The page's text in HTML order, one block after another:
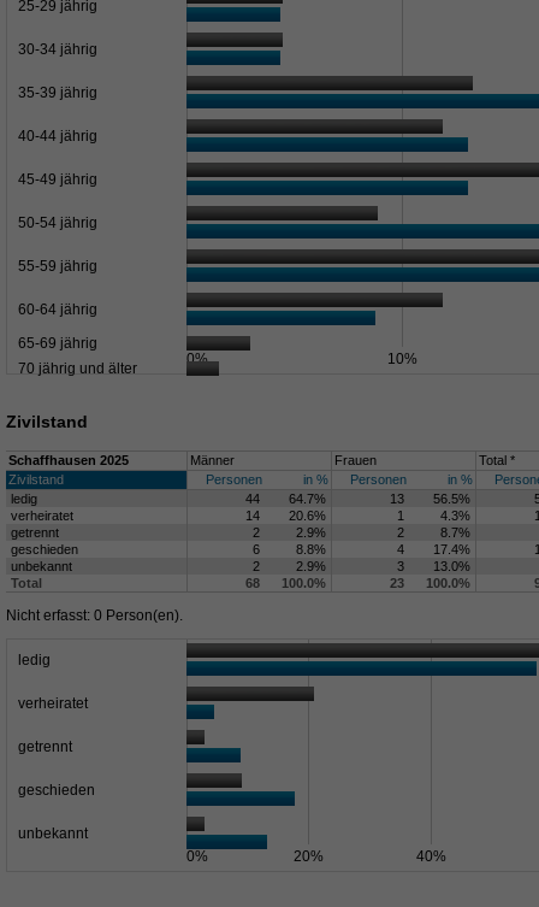
25-29 jährig
30-34 jährig
35-39 jährig
40-44 jährig
45-49 jährig
50-54 jährig
55-59 jährig
60-64 jährig
65-69 jährig
70 jährig und älter
0% 10%
Zivilstand
Schaffhausen 2025 Männer Frauen
Total *
Zivilstand
Personen in % Personen in %
ledig
44 64.7% 13 56.5%
verheiratet
14 20.6% 1 4.3%
getrennt
2 2.9% 2
8.7%
geschieden
6 8.8% 4 17.4%
unbekannt
2 2.9% 3
13.0%
Total
68 100.0% 23 100.0%
Nicht erfasst: 0 Person(en).
ledig
verheiratet
getrennt
geschieden
unbekannt
0%
20% 40%